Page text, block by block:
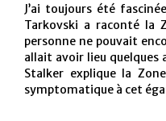
J’ai toujours été
Tarkovski a raconté la
personne ne pouvait
allait avoir lieu quelques
Stalker explique la
symptomatique à cet